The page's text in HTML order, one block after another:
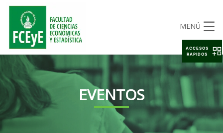
MENÚ
EVENTOS
ACCESOS
RAPIDOS